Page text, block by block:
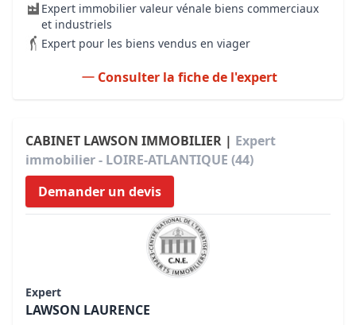
Expert immobilier valeur vénale biens commerciaux
et industriels
Expert pour les biens vendus en viager
Consulter la fiche de l'expert
CABINET LAWSON IMMOBILIER | Expert
immobilier - LOIRE-ATLANTIQUE (44)
Demander un devis
Expert
LAWSON LAURENCE